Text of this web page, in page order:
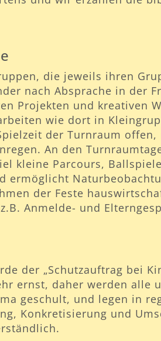
die jeweils ihren
nach Absprache in der
Projekten und kreativen
wie dort in
der Turnraum
An den
kleine Parcours,
ermöglicht
der Feste
Anmelde- und
der „Schutzauftrag bei
ernst, daher werden
geschult, und legen in
Konkretisierung und